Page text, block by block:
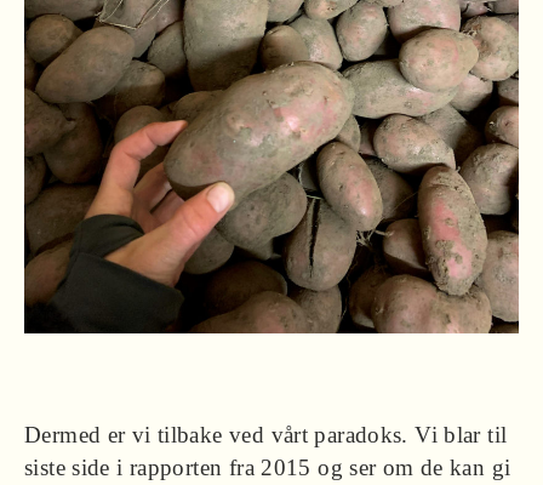
Dermed er vi tilbake ved vårt paradoks. Vi blar til
siste side i rapporten fra 2015 og ser om de kan gi